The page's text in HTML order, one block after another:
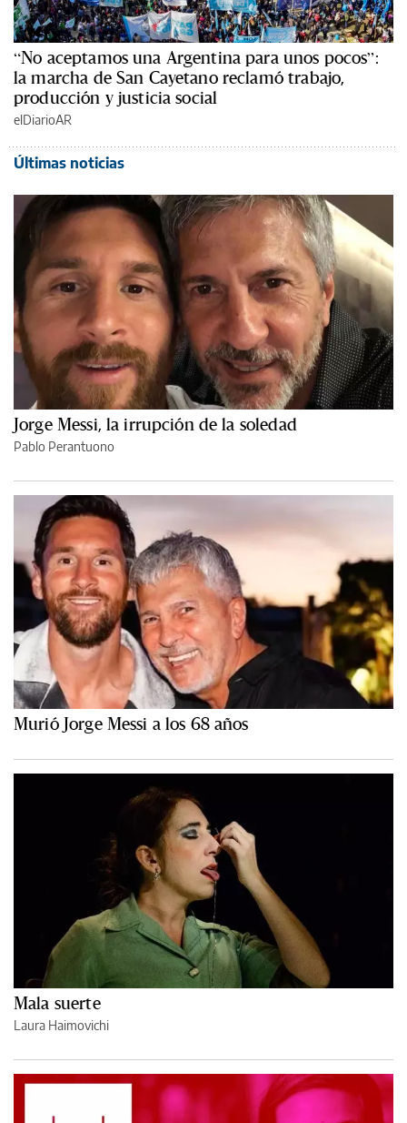
“No aceptamos una Argentina para unos pocos”:
la marcha de San Cayetano reclamó trabajo,
producción y justicia social
elDiarioAR
Últimas noticias
Jorge Messi, la irrupción de la soledad
Pablo Perantuono
Murió Jorge Messi a los 68 años
Mala suerte
Laura Haimovichi